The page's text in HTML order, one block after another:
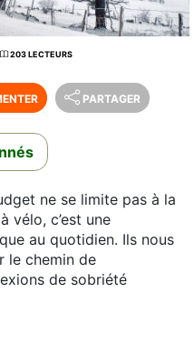
203 LECTEURS
PARTAGER
ne se limite pas à la
vélo, c’est une
au quotidien. Ils nous
le chemin de
de sobriété